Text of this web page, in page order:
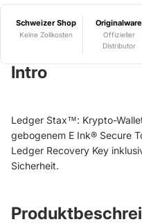
Schweizer Shop
Keine Zollkosten
Originalware
Offizieller
Distributor
Intro
Ledger Stax™: Krypto-
gebogenem E Ink® Secure
Ledger Recovery Key
Sicherheit.